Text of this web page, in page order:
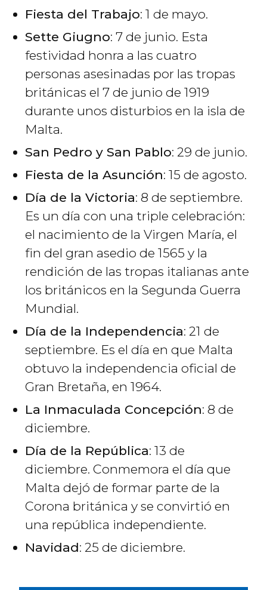
Fiesta del Trabajo: 1 de mayo.
Sette Giugno: 7 de junio. Esta
festividad honra a las cuatro
personas asesinadas por las tropas
británicas el 7 de junio de 1919
durante unos disturbios en la isla de
Malta.
San Pedro y San Pablo: 29 de junio.
Fiesta de la Asunción: 15 de agosto.
Día de la Victoria: 8 de septiembre.
Es un día con una triple celebración:
el nacimiento de la Virgen María, el
fin del gran asedio de 1565 y la
rendición de las tropas italianas ante
los británicos en la Segunda Guerra
Mundial.
Día de la Independencia: 21 de
septiembre. Es el día en que Malta
obtuvo la independencia oficial de
Gran Bretaña, en 1964.
La Inmaculada Concepción: 8 de
diciembre.
Día de la República: 13 de
diciembre. Conmemora el día que
Malta dejó de formar parte de la
Corona británica y se convirtió en
una república independiente.
Navidad: 25 de diciembre.